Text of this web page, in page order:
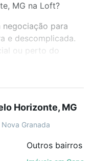
MG na Loft?
para
e descomplicada.
ou perto do
à venda em
para conquistar
e você
e
Horizonte, MG
Nova Granada